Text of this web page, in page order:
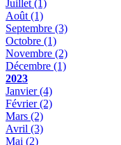
Juillet (1)
Août (1)
Septembre (3)
Octobre (1)
Novembre (2)
Décembre (1)
2023
Janvier(4)
Février(2)
Mars (2)
Avril (3)
Mai (2)